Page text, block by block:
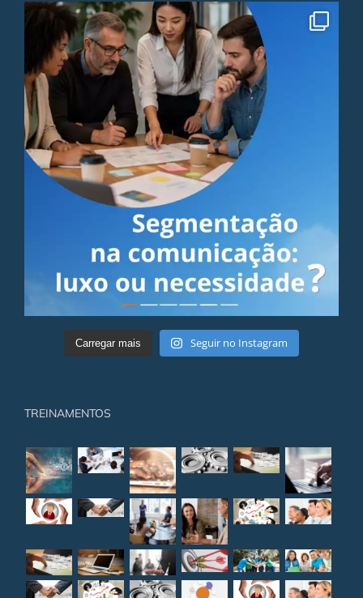
Carregar mais Seguir no Instagram
TREINAMENTOS